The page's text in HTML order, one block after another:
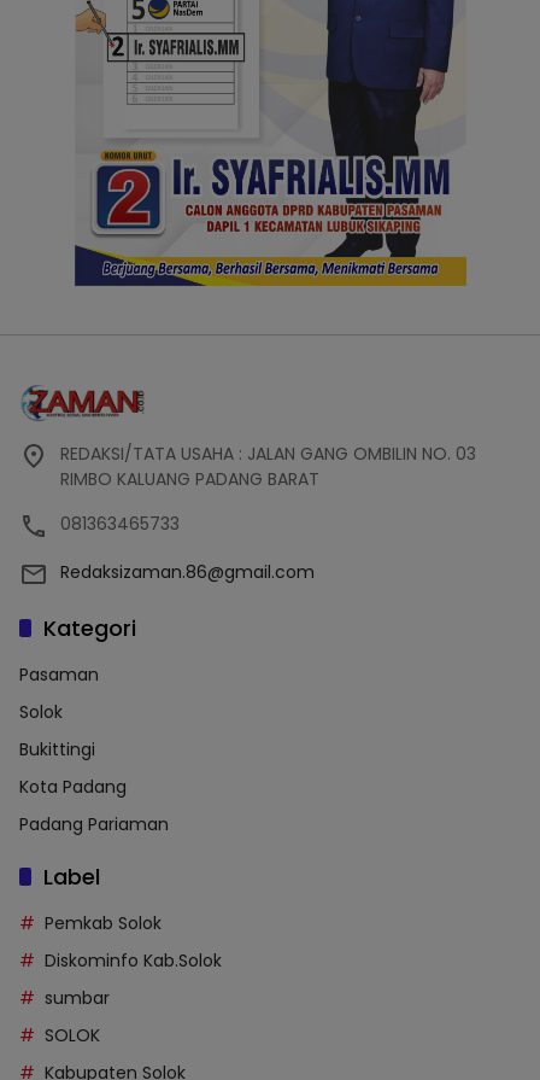
REDAKSI/TATA USAHA : JALAN GANG OMBILIN NO. 03
RIMBO KALUANG PADANG BARAT
081363465733
Redaksizaman.86@gmail.com
Kategori
Pasaman
Solok
Bukittingi
Kota Padang
Padang Pariaman
Label
Pemkab Solok
Diskominfo Kab.Solok
sumbar
SOLOK
Kabupaten Solok